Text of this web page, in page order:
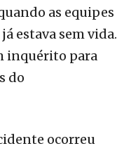
as equipes
estava sem vida.
inquérito para
do
ocorreu